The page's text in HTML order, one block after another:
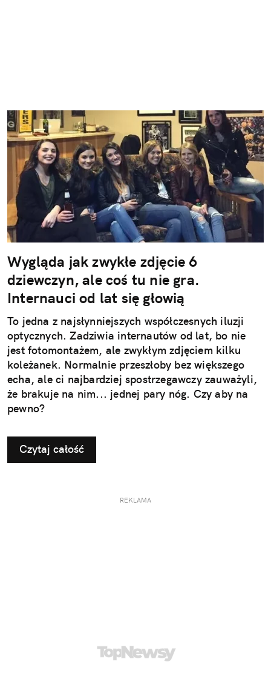
Wygląda jak zwykłe zdjęcie 6
dziewczyn, ale coś tu nie gra.
Internauci od lat się głowią
To jedna z najsłynniejszych współczesnych iluzji
optycznych. Zadziwia internautów od lat, bo nie
jest fotomontażem, ale zwykłym zdjęciem kilku
koleżanek. Normalnie przeszłoby bez większego
echa, ale ci najbardziej spostrzegawczy zauważyli,
że brakuje na nim... jednej pary nóg. Czy aby na
pewno?
Czytaj całość
REKLAMA